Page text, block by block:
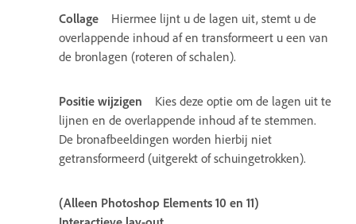
Collage
Hiermee lijnt u de lagen uit, stemt u de
overlappende inhoud af en transformeert u een van
de bronlagen (roteren of schalen).
Positie wijzigen
Kies deze optie om de lagen uit te
lijnen en de overlappende inhoud af te stemmen.
De bronafbeeldingen worden hierbij niet
getransformeerd (uitgerekt of schuingetrokken).
(Alleen Photoshop Elements 10 en 11)